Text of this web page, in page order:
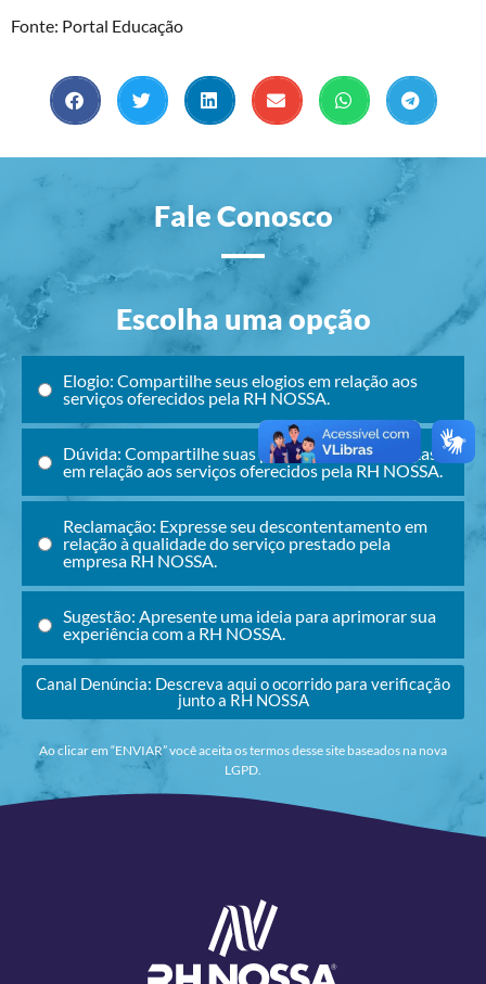
Fonte: Portal Educação
Fale Conosco
Escolha uma opção
Elogio: Compartilhe seus elogios em relação aos
serviços oferecidos pela RH NOSSA.
Dúvida: Compartilhe suas perguntas ou incertezas
em relação aos serviços oferecidos pela RH NOSSA.
Reclamação: Expresse seu descontentamento em
relação à qualidade do serviço prestado pela
empresa RH NOSSA.
Sugestão: Apresente uma ideia para aprimorar sua
experiência com a RH NOSSA.
Canal Denúncia: Descreva aqui o ocorrido para verificação
junto a RH NOSSA
Ao clicar em “ENVIAR” você aceita os termos desse site baseados na nova
LGPD.